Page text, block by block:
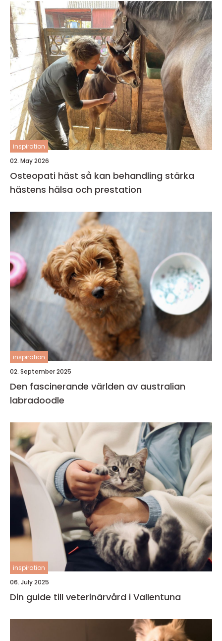
inspiration
02. May 2026
Osteopati häst så kan behandling stärka
hästens hälsa och prestation
inspiration
02. September 2025
Den fascinerande världen av australian
labradoodle
inspiration
06. July 2025
Din guide till veterinärvård i Vallentuna